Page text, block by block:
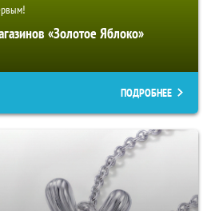
«Золотое Яблоко»
ПОДРОБНЕЕ